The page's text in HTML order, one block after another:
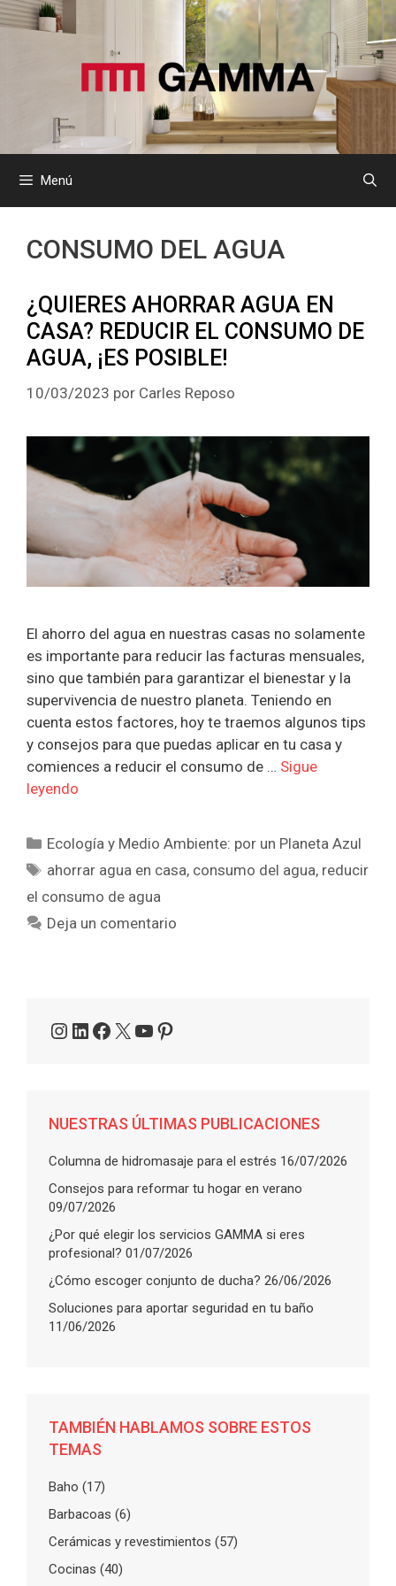
Saltar
al
Menú
CONSUMO DEL AGUA
¿QUIERES AHORRAR AGUA EN
CASA? REDUCIR EL CONSUMO DE
AGUA, ¡ES POSIBLE!
10/03/2023 por Carles Reposo
El ahorro del agua en nuestras casas no solamente
es importante para reducir las facturas mensuales,
sino que también para garantizar el bienestar y la
supervivencia de nuestro planeta. Teniendo en
cuenta estos factores, hoy te traemos algunos tips
y consejos para que puedas aplicar en tu casa y
comiences a reducir el consumo de … Sigue
leyendo
Categorías
Ecología y Medio Ambiente: por un Planeta Azul
Etiquetas
ahorrar agua en casa, consumo del agua, reducir
el consumo de agua
Deja un comentario
Instagram
LinkedIn
Facebook
X YouTube
Pinterest
NUESTRAS ÚLTIMAS PUBLICACIONES
Columna de hidromasaje para el estrés 16/07/2026
Consejos para reformar tu hogar en verano
09/07/2026
¿Por qué elegir los servicios GAMMA si eres
profesional? 01/07/2026
¿Cómo escoger conjunto de ducha? 26/06/2026
Soluciones para aportar seguridad en tu baño
11/06/2026
TAMBIÉN HABLAMOS SOBRE ESTOS
TEMAS
Baho (17)
Barbacoas (6)
Cerámicas y revestimientos (57)
Cocinas (40)